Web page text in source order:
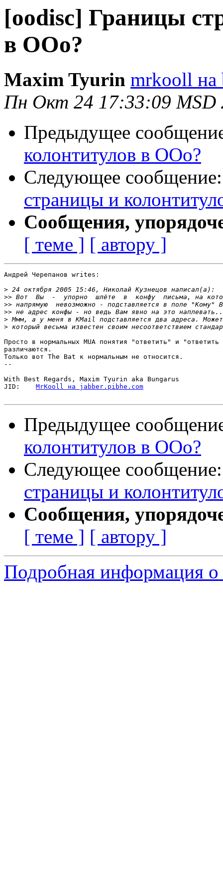
[oodisc] Границы
в ООо?
Maxim Tyurin mrkooll на
Пн Окт 24 17:33:09 MSD
Предыдущее
колонтитулов в ООо?
Следующее
страницы и
Сообщения,
[ теме ] [ автору ]
Андрей Черепанов writes:
>
>>
>>
>>
>
>
Просто в нормальных MUA понятия "ответить" и
различаются.
Только вот The Bat к нормальным не относится.
--
With Best Regards, Maxim Tyurin aka Bungarus
MrKooll на jabber.pibhe.com
Предыдущее
колонтитулов в ООо?
Следующее
страницы и
Сообщения,
[ теме ] [ автору ]
Подробная информация о